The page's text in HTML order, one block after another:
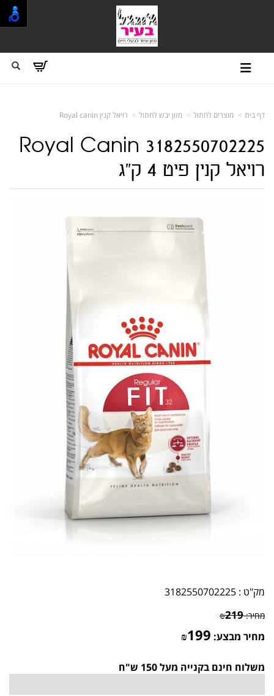
דף בית מוצרים לחתול מזון יבש לחתול רויאל קנין Royal canin
3182550702225 Royal Canin
רויאל קנין פיט 4 ק"ג
מק"ט : 3182550702225
מחיר: ₪219
מחיר מבצע: ₪199
משלוח חינם בקנייה מעל 150 ש"ח